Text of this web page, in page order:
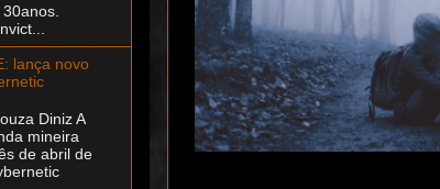
lança novo
Diniz A
mineira
de abril de